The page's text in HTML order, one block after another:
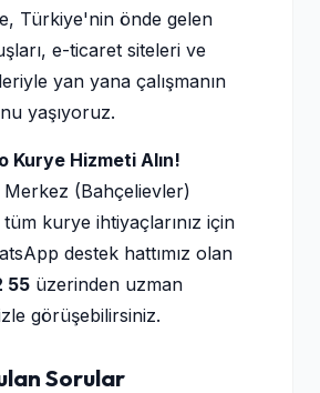
Türkiye'nin önde gelen
e-ticaret siteleri ve
yan yana çalışmanın
yaşıyoruz.
Kurye Hizmeti Alın!
(Bahçelievler)
kurye ihtiyaçlarınız için
destek hattımız olan
55 üzerinden uzman
görüşebilirsiniz.
Sorular